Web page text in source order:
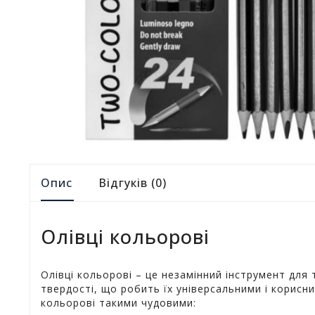
Опис Відгуків (0)
Олівці кольорові
Олівці кольорові – це незамінний інструмент
твердості, що робить їх універсальними і
кольорові такими чудовими: